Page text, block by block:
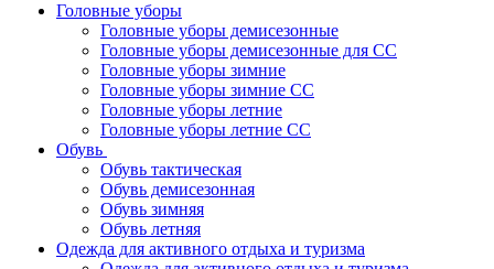
Головные уборы
Головные уборы демисезонные
Головные уборы демисезонные для СС
Головные уборы зимние
Головные уборы зимние СС
Головные уборы летние
Головные уборы летние СС
Обувь
Обувь тактическая
Обувь демисезонная
Обувь зимняя
Обувь летняя
Одежда для активного отдыха и туризма